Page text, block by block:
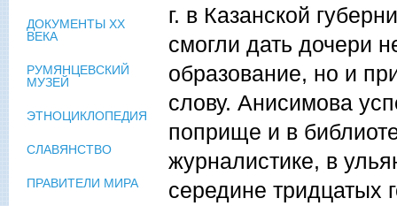
г. в Казанской
смогли дать дочери
образование, но и
слову. Анисимова
поприще и в
журналистике, в
середине тридцатых
ДОКУМЕНТЫ XX
ВЕКА
РУМЯНЦЕВСКИЙ
МУЗЕЙ
ЭТНОЦИКЛОПЕДИЯ
СЛАВЯНСТВО
ПРАВИТЕЛИ МИРА